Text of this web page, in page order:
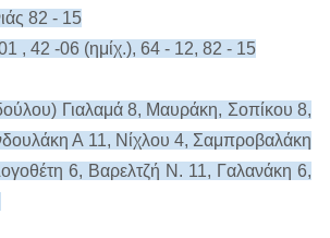
82 - 15
42 -06 (ημίχ.), 64 - 12, 82 - 15
Γιαλαμά 8, Μαυράκη, Σοπίκου 8,
Α 11, Νίχλου 4, Σαμπροβαλάκη
6, Βαρελτζή Ν. 11, Γαλανάκη 6,